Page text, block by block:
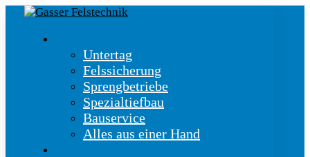
Untertag
Felssicherung
Sprengbetriebe
Spezialtiefbau
Bauservice
Alles aus einer Hand